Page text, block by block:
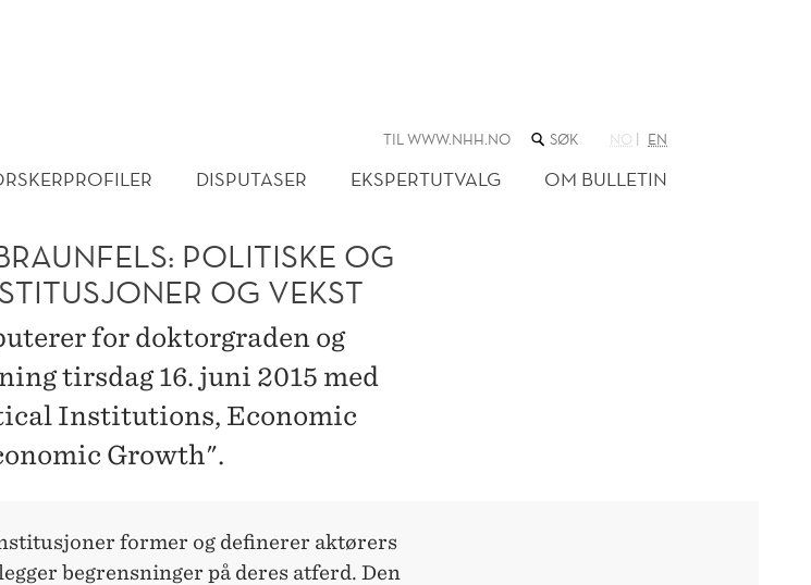
TIL WWW.NHH.NO SØK
NETTSTEDET
NO EN
DISPUTASER EKSPERTUTVALG OM BULLETIN
POLITISKE OG
OG VEKST
for doktorgraden og
tirsdag 16. juni 2015 med
Institutions, Economic
Growth".
former og definerer aktørers
begrensninger på deres atferd. Den